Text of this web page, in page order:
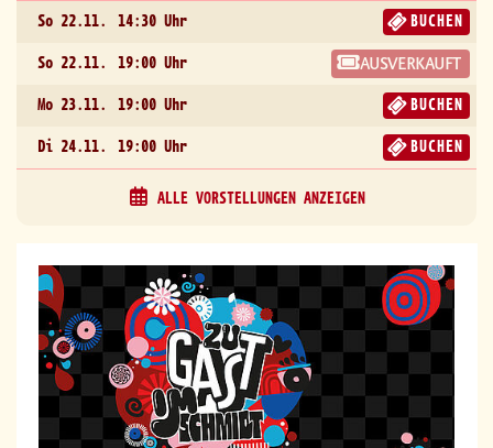
So 22.11. 14:30 Uhr BUCHEN
So 22.11. 19:00 Uhr AUSVERKAUFT
Mo 23.11. 19:00 Uhr BUCHEN
Di 24.11. 19:00 Uhr BUCHEN
ALLE VORSTELLUNGEN ANZEIGEN